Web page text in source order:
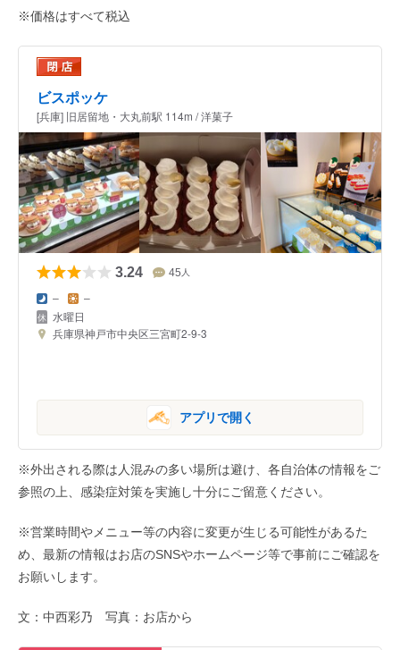
※価格はすべて税込
ビスポッケ
[兵庫] 旧居留地・大丸前駅 114m / 洋菓子
3.24 45 人
– –
水曜日
兵庫県神戸市中央区三宮町2-9-3
アプリで開く
※外出される際は人混みの多い場所は避け、各自治体の情報をご
参照の上、感染症対策を実施し十分にご留意ください。
※営業時間やメニュー等の内容に変更が生じる可能性があるた
め、最新の情報はお店のSNSやホームページ等で事前にご確認を
お願いします。
文：中西彩乃 写真：お店から